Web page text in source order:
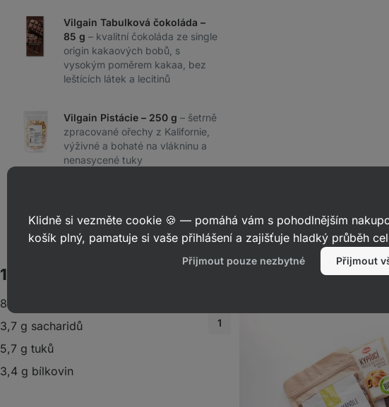
Vilgain Tabulková čokoláda –
85 g – kvalitní čokoláda ze single
origin kakaových bobů, s
vysokým poměrem kakaa, bez
leštících látek a lecitinů
Vilgain Pistácie – 250 g – šetrně
zpracované ořechy z Kalifornie,
výživné a bohaté na vlákninu a
nenasycené tuky
1 porce obsahuje
80 kcal
3,7 g sacharidů
5,7 g tuků
3,4 g bílkovin
Klidně si vezměte cookie 🍪 — pomáhá vám s pohodlnějším
košík plný, pamatuje si vaše přihlášení a zajišťuje hladký průběh
Přijmout pouze nezbytné Přijmout